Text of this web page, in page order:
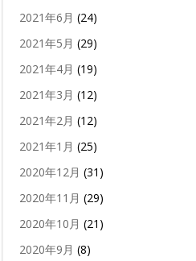
2021年6月 (24)
2021年5月 (29)
2021年4月 (19)
2021年3月 (12)
2021年2月 (12)
2021年1月 (25)
2020年12月 (31)
2020年11月 (29)
2020年10月 (21)
2020年9月 (8)